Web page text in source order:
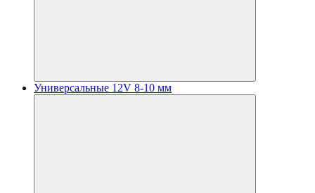
Универсальные 12V 8-10 мм